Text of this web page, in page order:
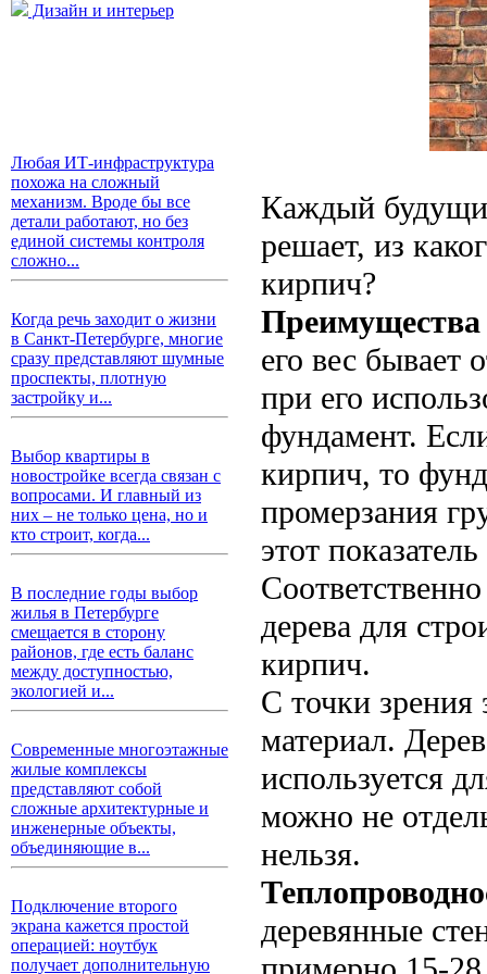
Дизайн и интерьер
Любая ИТ-инфраструктура
похожа на сложный
механизм. Вроде бы все
детали работают, но без
единой системы контроля
сложно...
Когда речь заходит о жизни
в Санкт-Петербурге, многие
сразу представляют шумные
проспекты, плотную
застройку и...
Выбор квартиры в
новостройке всегда связан с
вопросами. И главный из
них – не только цена, но и
кто строит, когда...
В последние годы выбор
жилья в Петербурге
смещается в сторону
районов, где есть баланс
между доступностью,
экологией и...
Современные многоэтажные
жилые комплексы
представляют собой
сложные архитектурные и
инженерные объекты,
объединяющие в...
Подключение второго
экрана кажется простой
операцией: ноутбук
получает дополнительную
Каждый
решает, из
кирпич?
Преимущества
его вес бывает
при его
фундамент.
кирпич, то
промерзания
этот
дерева для
кирпич.
С точки зрения
материал.
используется
можно не
нельзя.
деревянные